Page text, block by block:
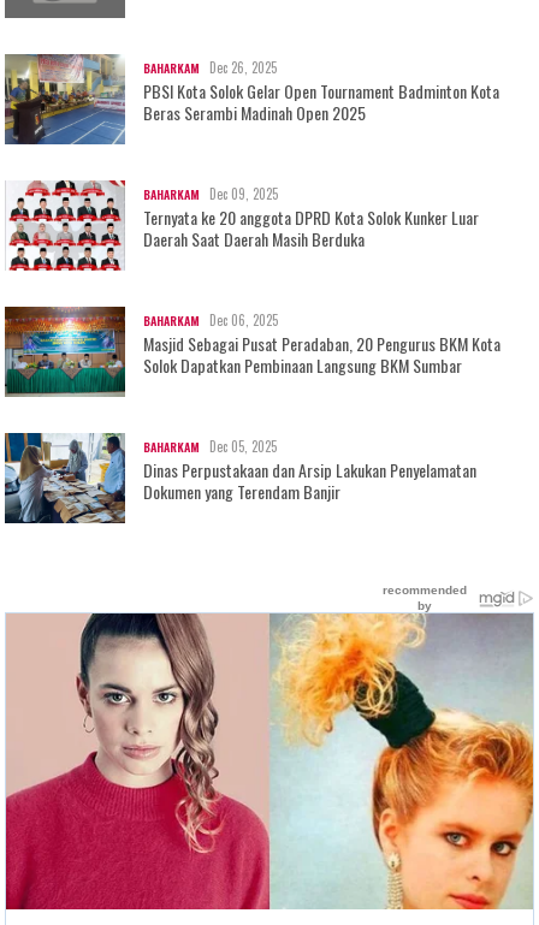
BAHARKAM Dec 26, 2025
PBSI Kota Solok Gelar Open Tournament Badminton Kota
Beras Serambi Madinah Open 2025
BAHARKAM Dec 09, 2025
Ternyata ke 20 anggota DPRD Kota Solok Kunker Luar
Daerah Saat Daerah Masih Berduka
BAHARKAM Dec 06, 2025
Masjid Sebagai Pusat Peradaban, 20 Pengurus BKM Kota
Solok Dapatkan Pembinaan Langsung BKM Sumbar
BAHARKAM Dec 05, 2025
Dinas Perpustakaan dan Arsip Lakukan Penyelamatan
Dokumen yang Terendam Banjir